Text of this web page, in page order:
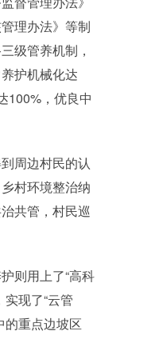
理办法》等制
级管养机制，
护机械化达
100%，优良中
周边村民的认
村环境整治纳
共管，村民巡
则用上了“高科
现了“云管
的重点边坡区